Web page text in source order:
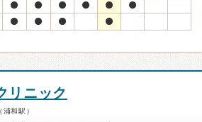
リニック
和駅）